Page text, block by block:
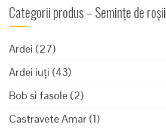
Categorii produs – Semințe de roșii
Ardei (27)
Ardei iuți (43)
Bob si fasole (2)
Castravete Amar (1)